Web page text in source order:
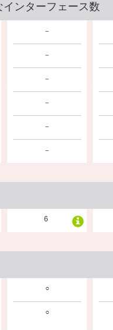
ンターフェース数
－
－
－
－
－
－
6
○
○